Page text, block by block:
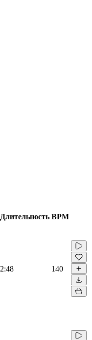
Длительность BPM
2:48 140